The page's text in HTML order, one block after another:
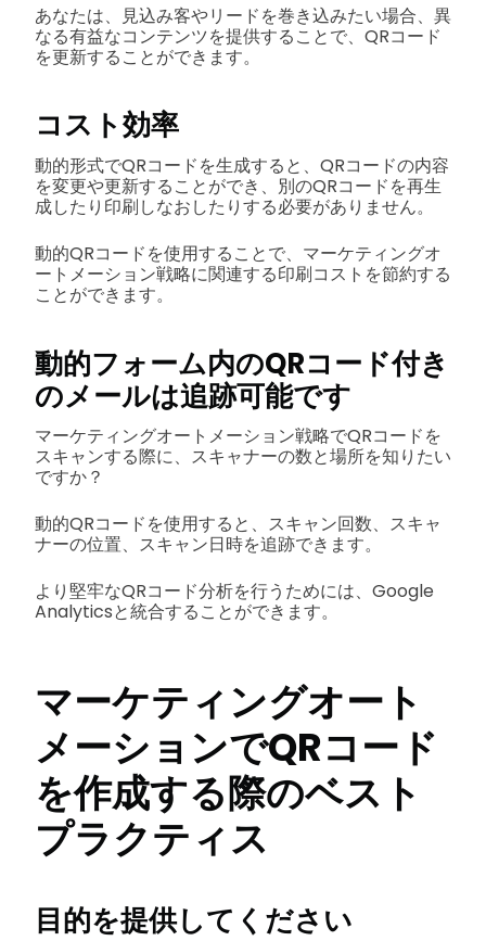
あなたは、見込み客やリードを巻き込みたい場合、異
なる有益なコンテンツを提供することで、QRコード
を更新することができます。
コスト効率
動的形式でQRコードを生成すると、QRコードの内容
を変更や更新することができ、別のQRコードを再生
成したり印刷しなおしたりする必要がありません。
動的QRコードを使用することで、マーケティングオ
ートメーション戦略に関連する印刷コストを節約する
ことができます。
動的フォーム内のQRコード付き
のメールは追跡可能です
マーケティングオートメーション戦略でQRコードを
スキャンする際に、スキャナーの数と場所を知りたい
ですか？
動的QRコードを使用すると、スキャン回数、スキャ
ナーの位置、スキャン日時を追跡できます。
より堅牢なQRコード分析を行うためには、Google
Analyticsと統合することができます。
マーケティングオート
メーションでQRコード
を作成する際のベスト
プラクティス
目的を提供してください